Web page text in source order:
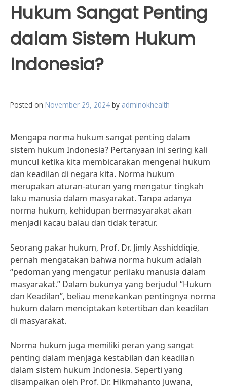
Hukum Sangat Penting
dalam Sistem Hukum
Indonesia?
Posted on November 29, 2024 by adminokhealth
Mengapa norma hukum sangat penting dalam
sistem hukum Indonesia? Pertanyaan ini sering kali
muncul ketika kita membicarakan mengenai hukum
dan keadilan di negara kita. Norma hukum
merupakan aturan-aturan yang mengatur tingkah
laku manusia dalam masyarakat. Tanpa adanya
norma hukum, kehidupan bermasyarakat akan
menjadi kacau balau dan tidak teratur.
Seorang pakar hukum, Prof. Dr. Jimly Asshiddiqie,
pernah mengatakan bahwa norma hukum adalah
“pedoman yang mengatur perilaku manusia dalam
masyarakat.” Dalam bukunya yang berjudul “Hukum
dan Keadilan”, beliau menekankan pentingnya norma
hukum dalam menciptakan ketertiban dan keadilan
di masyarakat.
Norma hukum juga memiliki peran yang sangat
penting dalam menjaga kestabilan dan keadilan
dalam sistem hukum Indonesia. Seperti yang
disampaikan oleh Prof. Dr. Hikmahanto Juwana,